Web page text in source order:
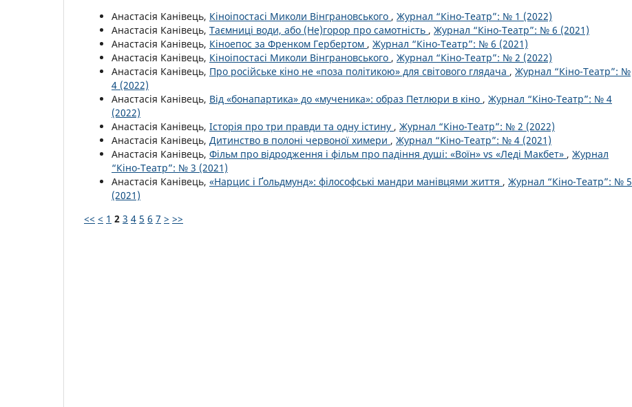
Анастасія Канівець, Кіноіпостасі Миколи Вінграновського , Журнал “Кіно-Театр”: № 1 (2022)
Анастасія Канівець, Таємниці води, або (Не)горор про самотність , Журнал “Кіно-Театр”: № 6 (2021)
Анастасія Канівець, Кіноепос за Френком Гербертом , Журнал “Кіно-Театр”: № 6 (2021)
Анастасія Канівець, Кіноіпостасі Миколи Вінграновського , Журнал “Кіно-Театр”: № 2 (2022)
Анастасія Канівець, Про російське кіно не «поза політикою» для світового глядача , Журнал “Кіно-Театр”: №
4 (2022)
Анастасія Канівець, Від «бонапартика» до «мученика»: образ Петлюри в кіно , Журнал “Кіно-Театр”: № 4
(2022)
Анастасія Канівець, Історія про три правди та одну істину , Журнал “Кіно-Театр”: № 2 (2022)
Анастасія Канівець, Дитинство в полоні червоної химери , Журнал “Кіно-Театр”: № 4 (2021)
Анастасія Канівець, Фільм про відродження і фільм про падіння душі: «Воїн» vs «Леді Макбет» , Журнал
“Кіно-Театр”: № 3 (2021)
Анастасія Канівець, «Нарцис і Ґольдмунд»: філософські мандри манівцями життя , Журнал “Кіно-Театр”: № 5
(2021)
<< < 1 2 3 4 5 6 7 > >>